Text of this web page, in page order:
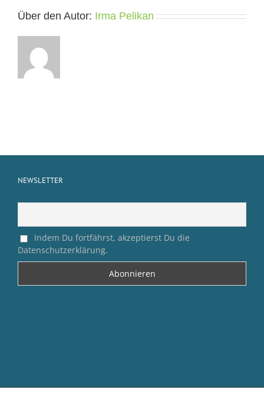
Über den Autor: Irma Pelikan
NEWSLETTER
Indem Du fortfährst, akzeptierst Du die
Datenschutzerklärung.